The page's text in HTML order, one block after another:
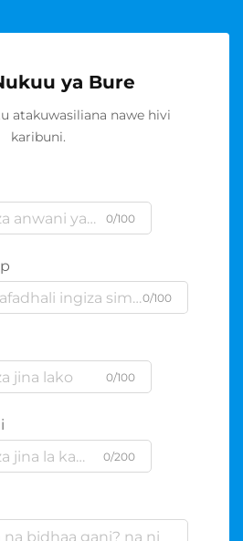
ya Bure
atakuwasiliana nawe hivi
karibuni.
0/100
0/100
0/100
0/200